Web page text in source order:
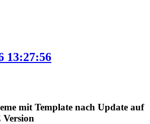
13:27:56
mit Template nach Update auf
Version